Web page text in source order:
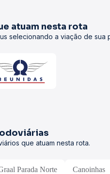
atuam nesta rota
selecionando a viação de sua
que atuam nesta rota.
Parada Norte Canoinhas